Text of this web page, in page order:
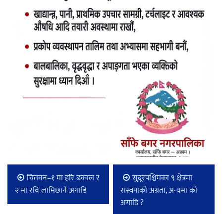
चितवन–१ मा हरि ढकाल र
२ मा रवि लामिछाने अगाडि
सुदूरपश्चिमका ९ क्षेत्रमा
रास्वपाको अग्रता, अन्यमा को
अगाडि ?